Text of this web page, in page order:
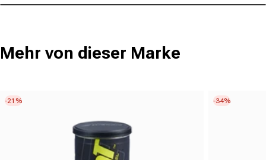
Mehr von dieser Marke
-21% -34%